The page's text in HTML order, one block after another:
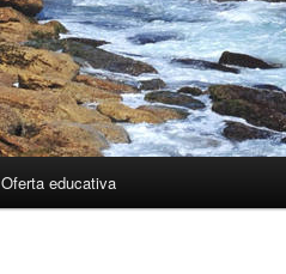
Oferta educativa